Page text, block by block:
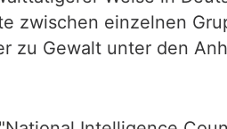
zwischen einzelnen
zu Gewalt unter den